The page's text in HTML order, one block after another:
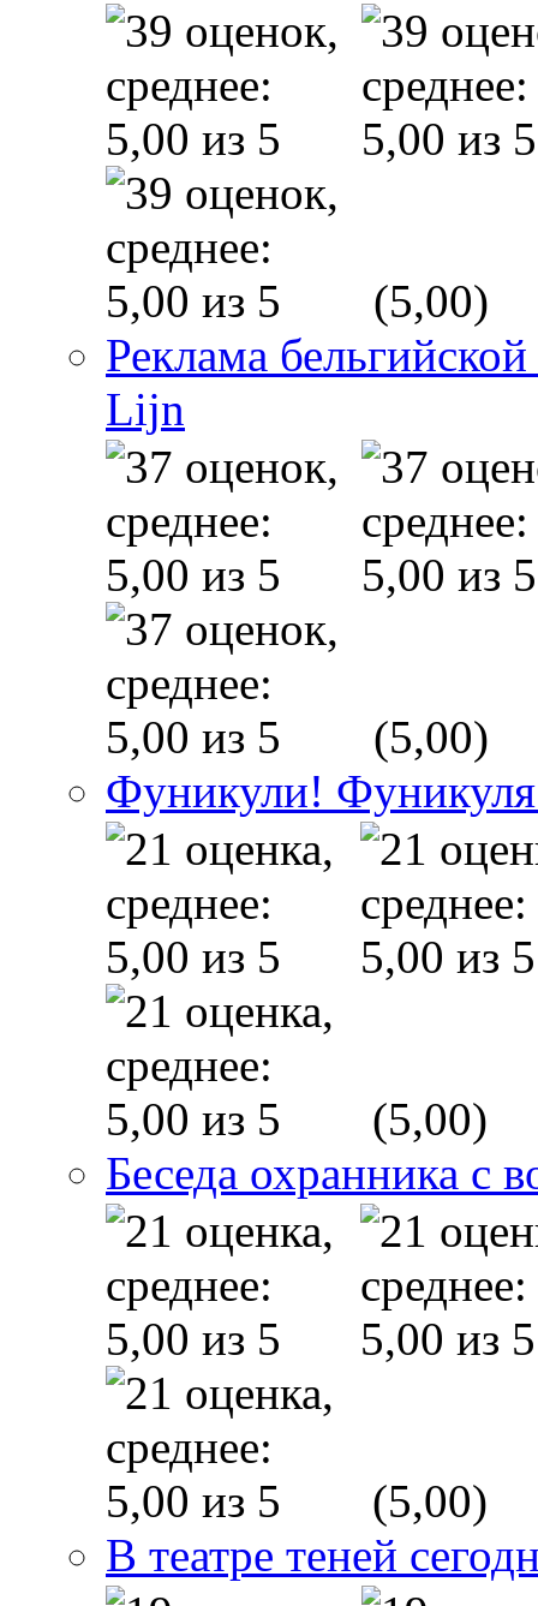
(5,00)
Реклама
Lijn
(5,00)
Фуникули!
(5,00)
Беседа охранника с
(5,00)
В театре теней